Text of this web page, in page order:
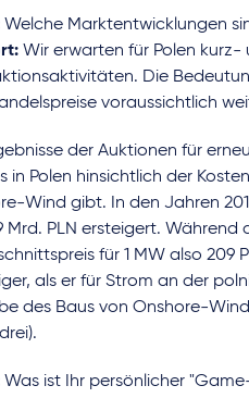
Welche Marktentwicklungen
Wir erwarten für Polen
Die
voraussichtlich
der Auktionen für
in Polen hinsichtlich der
Wind gibt. In den Jahren
Mrd. PLN ersteigert.
für 1 MW also 209
als er für Strom an der
des Baus von Onshore-
Was ist Ihr persönlicher